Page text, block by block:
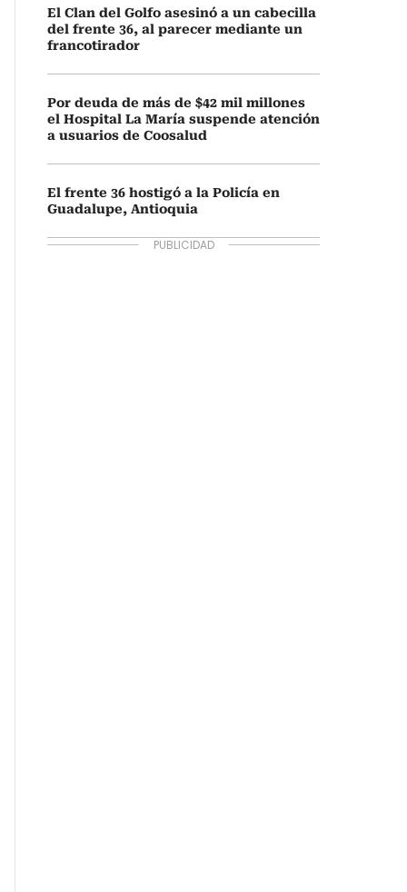
El Clan del Golfo asesinó a un cabecilla
del frente 36, al parecer mediante un
francotirador
Por deuda de más de $42 mil millones
el Hospital La María suspende atención
a usuarios de Coosalud
El frente 36 hostigó a la Policía en
Guadalupe, Antioquia